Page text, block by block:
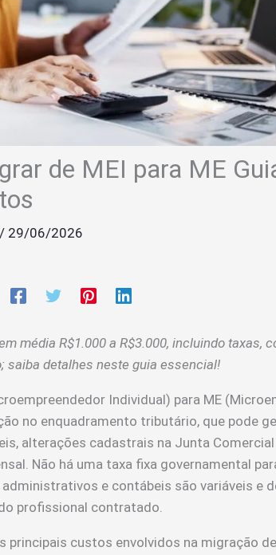
de MEI para ME
/ 29/06/2026
média R$1.000 a R$3.000, incluindo taxas,
saiba detalhes neste guia essencial!
Individual) para ME
no enquadramento tributário, que pode
alterações cadastrais na Junta
Não há uma taxa fixa governamental
e contábeis são variáveis e
profissional contratado.
principais custos envolvidos na migração